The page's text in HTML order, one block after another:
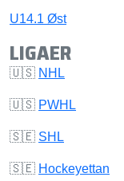
U14.1 Øst
LIGAER
🇺🇸 NHL
🇺🇸 PWHL
🇸🇪 SHL
🇸🇪 Hockeyettan